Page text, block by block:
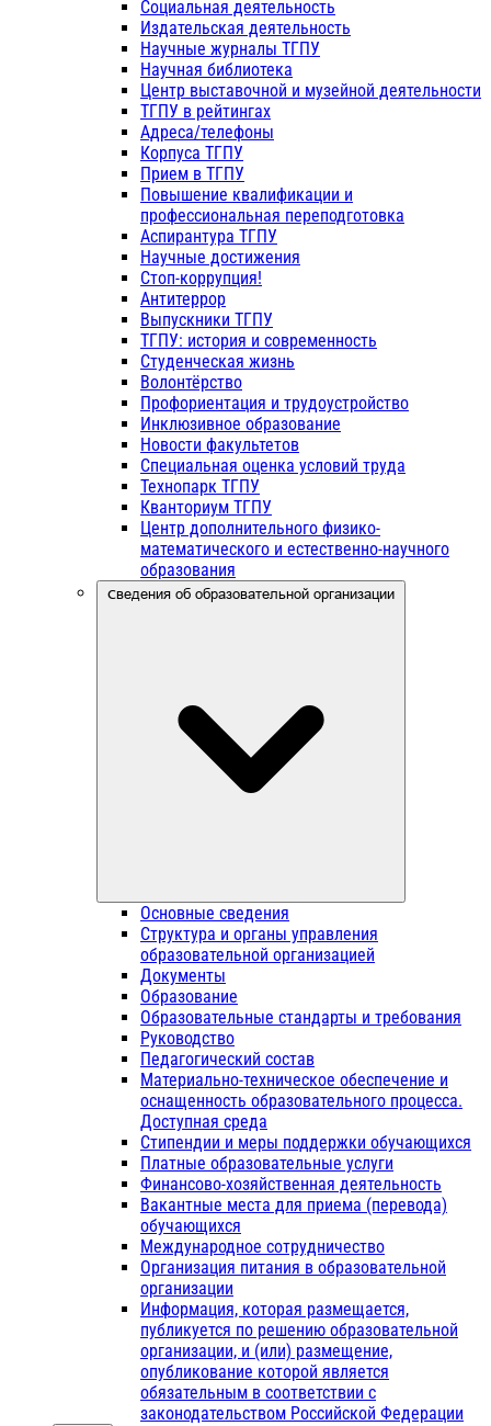
Социальная деятельность
Издательская деятельность
Научные журналы ТГПУ
Научная библиотека
Центр выставочной и музейной деятельности
ТГПУ в рейтингах
Адреса/телефоны
Корпуса ТГПУ
Прием в ТГПУ
Повышение квалификации и
профессиональная переподготовка
Аспирантура ТГПУ
Научные достижения
Стоп-коррупция!
Антитеррор
Выпускники ТГПУ
ТГПУ: история и современность
Студенческая жизнь
Волонтёрство
Профориентация и трудоустройство
Инклюзивное образование
Новости факультетов
Специальная оценка условий труда
Технопарк ТГПУ
Кванториум ТГПУ
Центр дополнительного физико-
математического и естественно-научного
образования
Сведения об образовательной организации
Основные сведения
Структура и органы управления
образовательной организацией
Документы
Образование
Образовательные стандарты и требования
Руководство
Педагогический состав
Материально-техническое обеспечение и
оснащенность образовательного процесса.
Доступная среда
Стипендии и меры поддержки обучающихся
Платные образовательные услуги
Финансово-хозяйственная деятельность
Вакантные места для приема (перевода)
обучающихся
Международное сотрудничество
Организация питания в образовательной
организации
Информация, которая размещается,
публикуется по решению образовательной
организации, и (или) размещение,
опубликование которой является
обязательным в соответствии с
законодательством Российской Федерации